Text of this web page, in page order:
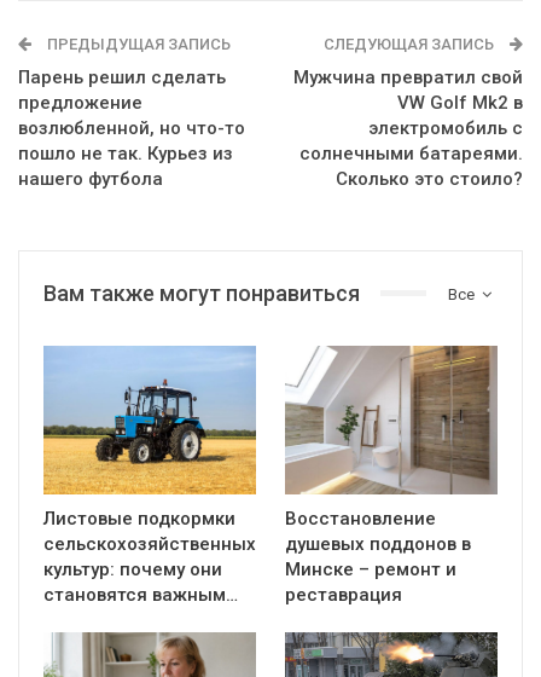
ПРЕДЫДУЩАЯ ЗАПИСЬ
Парень решил сделать
предложение
возлюбленной, но что-то
пошло не так. Курьез из
нашего футбола
СЛЕДУЮЩАЯ ЗАПИСЬ
Мужчина превратил свой
VW Golf Mk2 в
электромобиль с
солнечными батареями.
Сколько это стоило?
Все
Вам также могут понравиться
Листовые подкормки
сельскохозяйственных
культур: почему они
становятся важным…
Восстановление
душевых поддонов в
Минске – ремонт и
реставрация